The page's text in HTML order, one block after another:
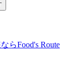
らFood's Route